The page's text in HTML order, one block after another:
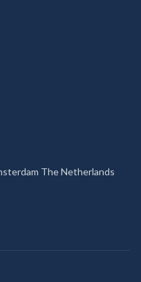
The Netherlands